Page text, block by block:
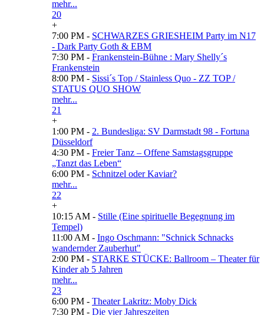
mehr...
20
+
7:00 PM - SCHWARZES GRIESHEIM Party im N17
- Dark Party Goth & EBM
7:30 PM - Frankenstein-Bühne : Mary Shelly´s
Frankenstein
8:00 PM - Sissi´s Top / Stainless Quo - ZZ TOP /
STATUS QUO SHOW
mehr...
21
+
1:00 PM - 2. Bundesliga: SV Darmstadt 98 - Fortuna
Düsseldorf
4:30 PM - Freier Tanz – Offene Samstagsgruppe
„Tanzt das Leben“
6:00 PM - Schnitzel oder Kaviar?
mehr...
22
+
10:15 AM - Stille (Eine spirituelle Begegnung im
Tempel)
11:00 AM - Ingo Oschmann: "Schnick Schnacks
wandernder Zauberhut"
2:00 PM - STARKE STÜCKE: Ballroom – Theater für
Kinder ab 5 Jahren
mehr...
23
6:00 PM - Theater Lakritz: Moby Dick
7:30 PM - Die vier Jahreszeiten